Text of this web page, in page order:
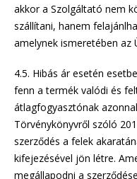
akkor a Szolgáltató nem
szállítani, hanem
amelynek ismeretében az
4.5. Hibás ár esetén
fenn a termék valódi és
átlagfogyasztónak
Törvénykönyvről szóló
szerződés a felek
kifejezésével jön létre.
megállapodni a